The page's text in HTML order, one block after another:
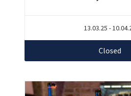
13.03.25 -
Closed